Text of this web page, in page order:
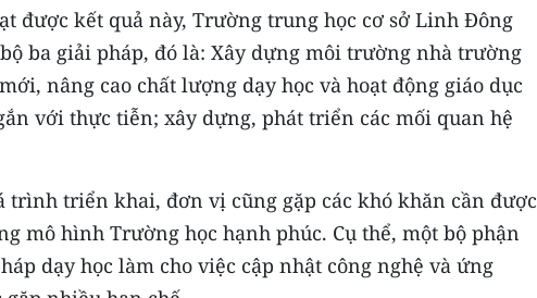
được kết quả này, Trường trung học cơ sở Linh Đông
ba giải pháp, đó là: Xây dựng môi trường nhà trường
nâng cao chất lượng dạy học và hoạt động giáo dục
với thực tiễn; xây dựng, phát triển các mối quan hệ
triển khai, đơn vị cũng gặp các khó khăn cần được
mô hình Trường học hạnh phúc. Cụ thể, một bộ phận
dạy học làm cho việc cập nhật công nghệ và ứng